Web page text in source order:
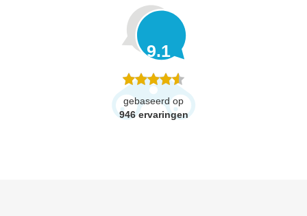
9.1
gebaseerd op
946 ervaringen